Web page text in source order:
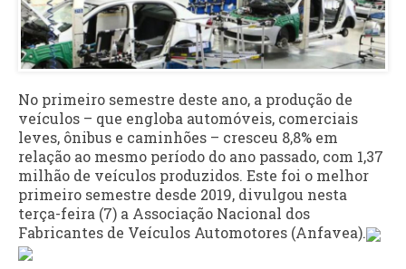
No primeiro semestre deste ano, a produção de
veículos – que engloba automóveis, comerciais
leves, ônibus e caminhões – cresceu 8,8% em
relação ao mesmo período do ano passado, com 1,37
milhão de veículos produzidos. Este foi o melhor
primeiro semestre desde 2019, divulgou nesta
terça-feira (7) a Associação Nacional dos
Fabricantes de Veículos Automotores (Anfavea).